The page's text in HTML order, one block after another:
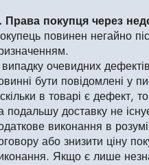
Права покупця через
повинен негайно
очевидних
бути повідомлені у
в товарі є дефект,
подальшу доставку не
виконання в
або знизити ціну
Якщо є лише